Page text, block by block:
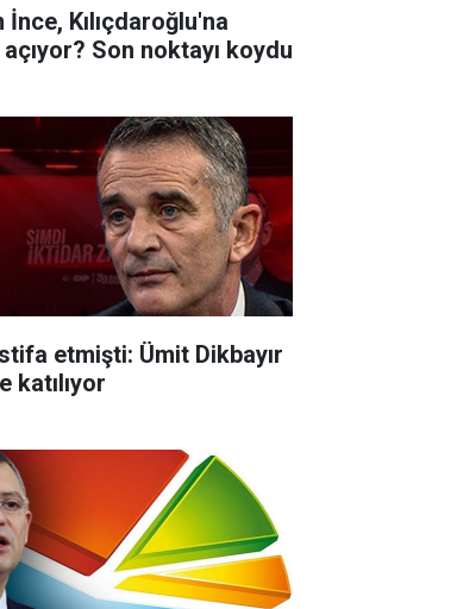
Kılıçdaroğlu'na
açıyor? Son noktayı koydu
etmişti: Ümit Dikbayır
katılıyor